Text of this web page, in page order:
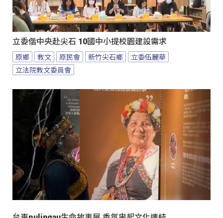
立委偕中央赴尖石 10國中小提校園建設需求
原鄉 教文 原民會 新竹尖石鄉
立委伍麗華
立法院教文委員會